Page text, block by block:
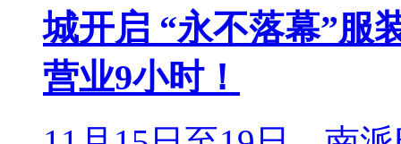
城开启 “永不落幕”服
营业9小时！